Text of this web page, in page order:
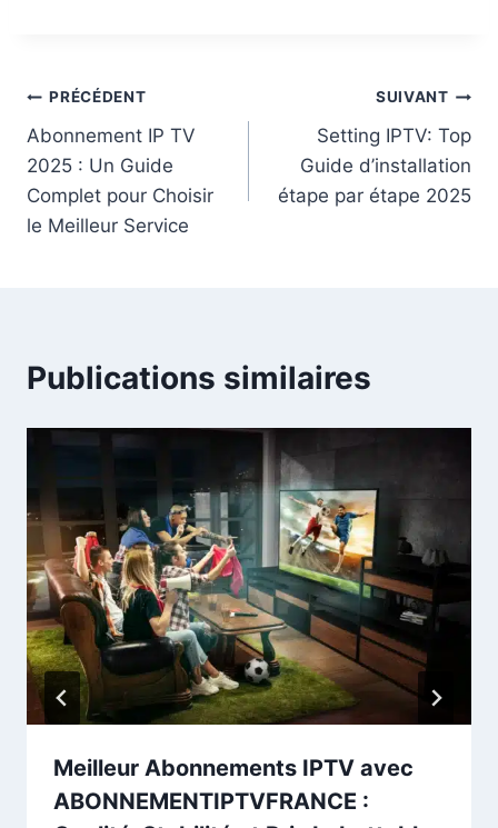
PRÉCÉDENT
Abonnement IP TV
2025 : Un Guide
Complet pour Choisir
le Meilleur Service
SUIVANT
Setting IPTV: Top
Guide d’installation
étape par étape 2025
Publications similaires
Meilleur Abonnements IPTV avec
ABONNEMENTIPTVFRANCE :